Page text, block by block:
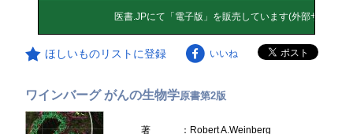
ほしいものリストに登録 いいね
ワインバーグ がんの生物学原書第2版
著 ：Robert A.Weinberg